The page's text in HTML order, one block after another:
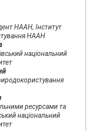
НААН, Інститут
НААН
національний
ресурсами та
національний